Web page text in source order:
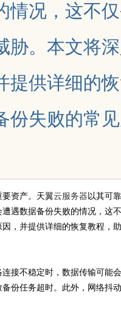
情况，这不
胁。本文将
提供详细的
份失败的常
资产。天翼云服务器以其可
遇数据备份失败的情况，这
，并提供详细的恢复教程，
接不稳定时，数据传输可能
份任务超时。此外，网络抖